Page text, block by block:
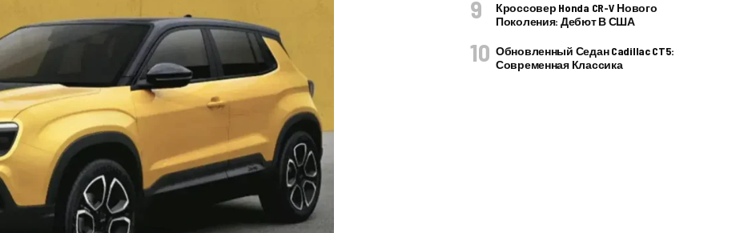
Кроссовер Honda CR-V Нового
Поколения: Дебют В США
Обновленный Седан Cadillac CT5:
Современная Классика